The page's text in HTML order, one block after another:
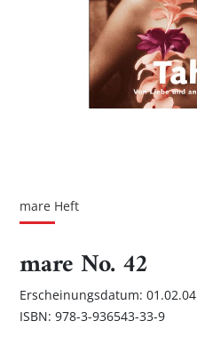
Bildgalerie
mare Heft
mare No. 42
Erscheinungsdatum: 01.02.04
ISBN: 978-3-936543-33-9